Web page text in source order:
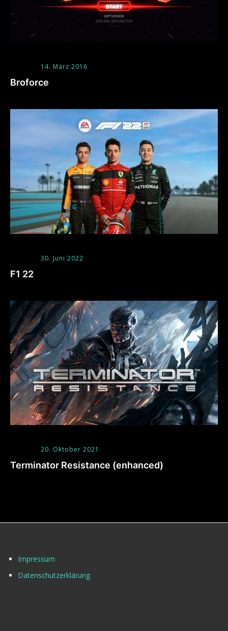
14. März 2016
Broforce
30. Juni 2022
F1 22
20. Oktober 2021
Terminator Resistance (enhanced)
Impressum
Datenschutzerklärung